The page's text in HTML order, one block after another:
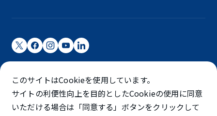
成田国際空港株式会社
成田国際空港は成田国際空港㈱（NAA）が運営しています
©NARITA INTERNATIONAL AIRPORT CORPORATION
このサイトはCookieを使用しています。
サイトの利便性向上を目的としたCookieの使用に同意
いただける場合は「同意する」ボタンをクリックして